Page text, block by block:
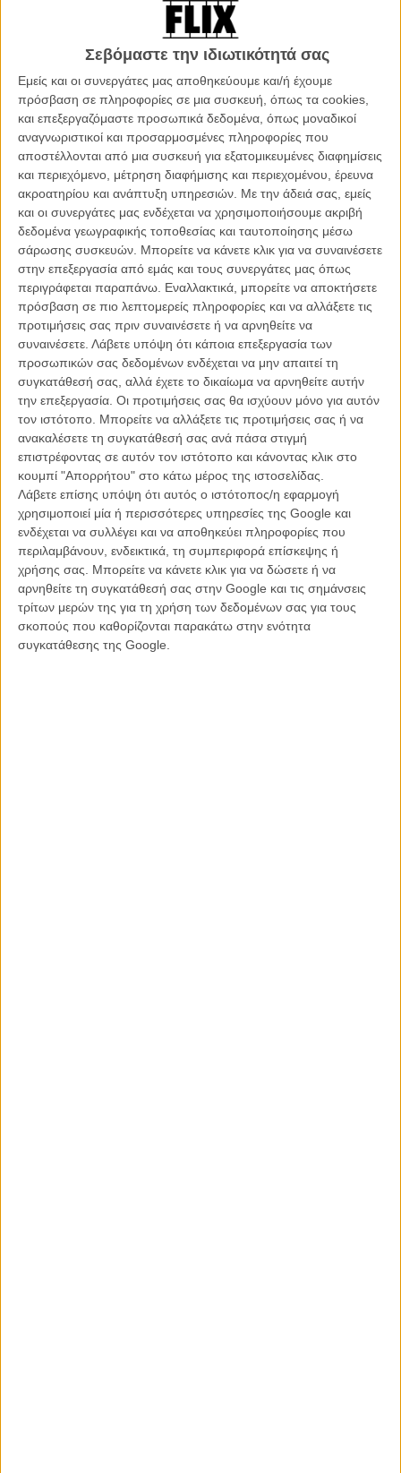
Σεβόμαστε την ιδιωτικότητά σας
Εμείς και οι συνεργάτες μας αποθηκεύουμε και/ή έχουμε
πρόσβαση σε πληροφορίες σε μια συσκευή, όπως τα cookies,
και επεξεργαζόμαστε προσωπικά δεδομένα, όπως μοναδικοί
αναγνωριστικοί και προσαρμοσμένες πληροφορίες που
αποστέλλονται από μια συσκευή για εξατομικευμένες διαφημίσεις
και περιεχόμενο, μέτρηση διαφήμισης και περιεχομένου, έρευνα
ακροατηρίου και ανάπτυξη υπηρεσιών. Με την άδειά σας, εμείς
και οι συνεργάτες μας ενδέχεται να χρησιμοποιήσουμε ακριβή
δεδομένα γεωγραφικής τοποθεσίας και ταυτοποίησης μέσω
σάρωσης συσκευών. Μπορείτε να κάνετε κλικ για να συναινέσετε
στην επεξεργασία από εμάς και τους συνεργάτες μας όπως
περιγράφεται παραπάνω. Εναλλακτικά, μπορείτε να αποκτήσετε
πρόσβαση σε πιο λεπτομερείς πληροφορίες και να αλλάξετε τις
προτιμήσεις σας πριν συναινέσετε ή να αρνηθείτε να
συναινέσετε. Λάβετε υπόψη ότι κάποια επεξεργασία των
προσωπικών σας δεδομένων ενδέχεται να μην απαιτεί τη
συγκατάθεσή σας, αλλά έχετε το δικαίωμα να αρνηθείτε αυτήν
την επεξεργασία. Οι προτιμήσεις σας θα ισχύουν μόνο για αυτόν
τον ιστότοπο. Μπορείτε να αλλάξετε τις προτιμήσεις σας ή να
ανακαλέσετε τη συγκατάθεσή σας ανά πάσα στιγμή
επιστρέφοντας σε αυτόν τον ιστότοπο και κάνοντας κλικ στο
κουμπί "Απορρήτου" στο κάτω μέρος της ιστοσελίδας.
Λάβετε επίσης υπόψη ότι αυτός ο ιστότοπος/η εφαρμογή
χρησιμοποιεί μία ή περισσότερες υπηρεσίες της Google και
ενδέχεται να συλλέγει και να αποθηκεύει πληροφορίες που
περιλαμβάνουν, ενδεικτικά, τη συμπεριφορά επίσκεψης ή
χρήσης σας. Μπορείτε να κάνετε κλικ για να δώσετε ή να
αρνηθείτε τη συγκατάθεσή σας στην Google και τις σημάνσεις
τρίτων μερών της για τη χρήση των δεδομένων σας για τους
σκοπούς που καθορίζονται παρακάτω στην ενότητα
συγκατάθεσης της Google.
Εγκλημα στο Οριαν Εξπρές (Murder on the Orient Express) του
Κένεθ Μπράνα
Ενας αμφιβόλου ηθικής και σκοτεινού παρελθόντος επιχειρηματίας
δολοφονείται σε ένα βαγόνι του πολυτελούς Οριάν Εξπρές. Με το
τρένο ακινητοποιημένο στις Αλπεις εξαιτίας μιας χιονοστιβάδας, ο
κλήρος πέφτει στον διάσημο ντετέκτιβ Ηρακλή Πουαρό να διακόψει
τις διακοπές του προκειμένου να ανακαλύψει τον ένοχο ανάμεσα
στους 13 επιβάτες.
Το κλασικό μυθιστόρημα μυστηρίου της Αγκάθα Κρίστι αποκτά ένα
υπερπολυτελές αλλά άνισο ρετούς από τον Κένεθ Μπράνα, με τον
ίδιο να αναδεικνύεται σε απόλυτο πρωταγωνιστή κι ένα all-star καστ
να χαραμίζεται σε αδιάφορους ρόλους.Διαβάστε εδώ την γνώμη του
Flix.
H ταινία προβάλλεται στις 00.40 στο STAR